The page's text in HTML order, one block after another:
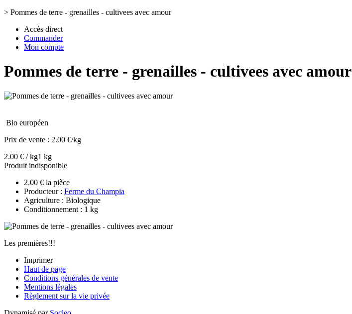
> Pommes de terre - grenailles - cultivees avec amour
Accès direct
Commander
Mon compte
Pommes de terre - grenailles - cultivees avec amour
Bio européen
Prix de vente : 2.00 €/kg
2.00 € / kg1 kg
Produit indisponible
2.00 € la pièce
Producteur : Ferme du Champia
Agriculture : Biologique
Conditionnement : 1 kg
Les premières!!!
Imprimer
Haut de page
Conditions générales de vente
Mentions légales
Règlement sur la vie privée